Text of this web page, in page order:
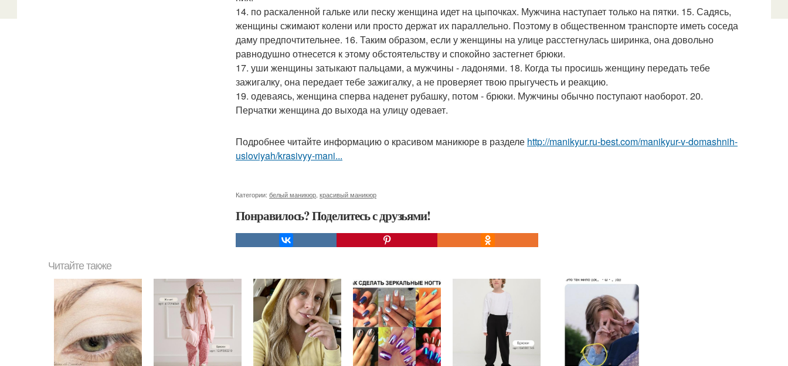
14. по раскаленной гальке или песку женщина идет на цыпочках. Мужчина наступает только на пятки. 15. Садясь,
женщины сжимают колени или просто держат их параллельно. Поэтому в общественном транспорте иметь соседа
даму предпочтительнее. 16. Таким образом, если у женщины на улице расстегнулась ширинка, oна довольно
равнодушно отнесется к этому обстоятельству и спокойно застегнет брюки.
17. уши женщины затыкают пальцами, а мужчины - ладонями. 18. Когда ты просишь женщину передать тебе
зажигалку, она передает тебе зажигалку, а не проверяет твою прыгучесть и реакцию.
19. одеваясь, женщина сперва наденет рубашку, потом - брюки. Мужчины обычно поступают наоборот. 20.
Перчатки женщина до выхода на улицу одевает.
Подробнее читайте информацию о красивом маникюре в разделе http://manikyur.ru-best.com/manikyur-v-domashnih-
usloviyah/krasivyy-mani...
Категории: белый маникюр красивый маникюр
Понравилось? Поделитесь с друзьями!
Читайте также